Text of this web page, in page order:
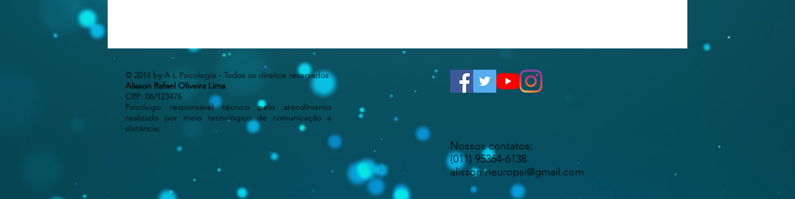
© 2016 by A L Psicologia - Todos os direitos reservados
Alisson Rafael Oliveira Lima
CRP: 06/123476
Psicólogo responsável técnico pelo atendimento
realizado por meio tecnológico de comunicação a
distância;
Nossos contatos:
(011) 95364-6138
alisson.neuropsi@gmail.com